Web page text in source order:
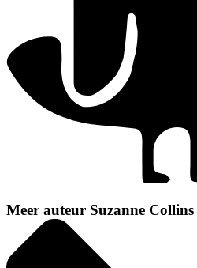
Meer auteur Suzanne Collins